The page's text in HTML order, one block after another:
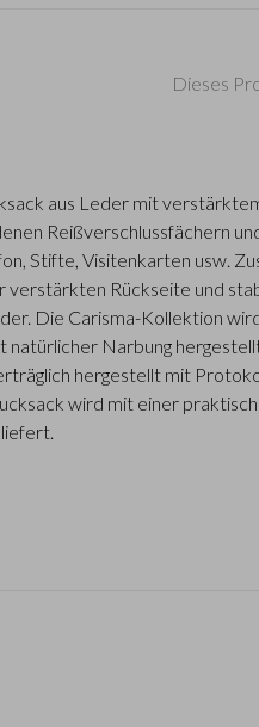
Dieses
aus Leder mit
Reißverschlussfächern
Stifte, Visitenkarten usw.
verstärkten Rückseite und
Die Carisma-Kollektion
natürlicher Narbung
hergestellt mit
wird mit einer